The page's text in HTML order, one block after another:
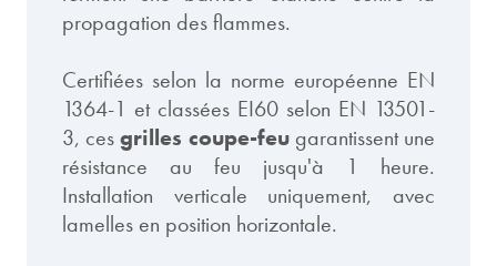
propagation des flammes.
Certifiées selon la norme européenne EN
1364-1 et classées EI60 selon EN 13501-
3, cesgrilles coupe-feugarantissent une
résistance au feu jusqu'à 1 heure.
Installation verticale uniquement, avec
lamelles en position horizontale.